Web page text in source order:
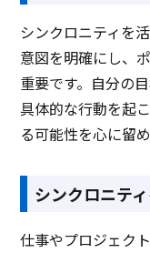
シンクロニティを
意図を明確にし、
重要です。自分の
具体的な行動を起
る可能性を心に留
シンクロニテ
仕事やプロジェク